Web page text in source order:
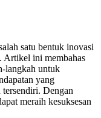
satu bentuk inovasi
Artikel ini membahas
langkah untuk
yang
Dengan
meraih kesuksesan